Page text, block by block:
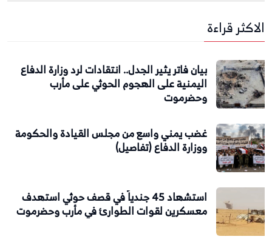
الاكثر قراءة
بيان فاتر يثير الجدل.. انتقادات لرد وزارة الدفاع
اليمنية على الهجوم الحوثي على مأرب
وحضرموت
غضب يمني واسع من مجلس القيادة والحكومة
ووزارة الدفاع (تفاصيل)
استشهاد 45 جندياً في قصف حوثي استهدف
معسكرين لقوات الطوارئ في مأرب وحضرموت